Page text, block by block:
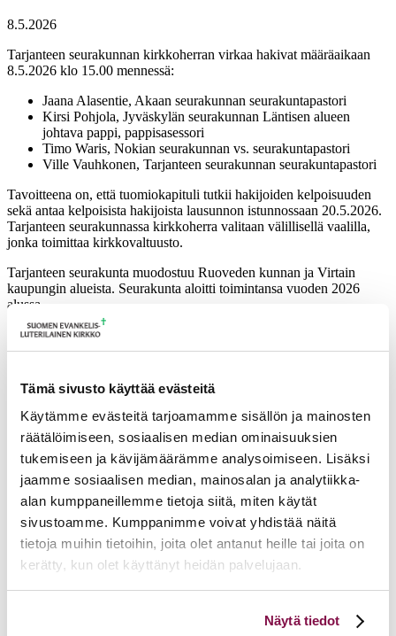
Tämä sivusto käyttää evästeitä
Käytämme evästeitä tarjoamamme sisällön ja mainosten
räätälöimiseen, sosiaalisen median ominaisuuksien
tukemiseen ja kävijämäärämme analysoimiseen. Lisäksi
jaamme sosiaalisen median, mainosalan ja analytiikka-
alan kumppaneillemme tietoja siitä, miten käytät
sivustoamme. Kumppanimme voivat yhdistää näitä
tietoja muihin tietoihin, joita olet antanut heille tai joita on
kerätty, kun olet käyttänyt heidän palvelujaan.
linkistä.
Näytä tiedot
8.5.2026
Tarjanteen seurakunnan kirkkoherran virkaa hakivat määräaikaan
8.5.2026 klo 15.00 mennessä:
Jaana Alasentie, Akaan seurakunnan seurakuntapastori
Kirsi Pohjola, Jyväskylän seurakunnan Läntisen alueen
johtava pappi, pappisasessori
Timo Waris, Nokian seurakunnan vs. seurakuntapastori
Ville Vauhkonen, Tarjanteen seurakunnan seurakuntapastori
Tavoitteena on, että tuomiokapituli tutkii hakijoiden kelpoisuuden
sekä antaa kelpoisista hakijoista lausunnon istunnossaan 20.5.2026.
Tarjanteen seurakunnassa kirkkoherra valitaan välillisellä vaalilla,
jonka toimittaa kirkkovaltuusto.
Tarjanteen seurakunta muodostuu Ruoveden kunnan ja Virtain
kaupungin alueista. Seurakunta aloitti toimintansa vuoden 2026
alussa.
Lisätietoja antaa notaari Hannu Laukkonen,
hannu.laukkonen[a]evl.fi
Ajankohtaista
17.06.2026 Pelastetaan Namibian alkukirkko – yhdessä! –
Namibian kirkon varainkeruukampanja
15.06.2026 Hiippakunnan toimintakalenteri syksy 2026
11.06.2026
Tuomiokapitulin päätöksiä 10.6.2026
Lisää ajankohtaista